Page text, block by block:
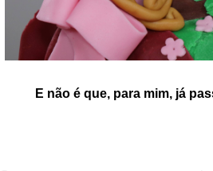
E não é que, para mim, já